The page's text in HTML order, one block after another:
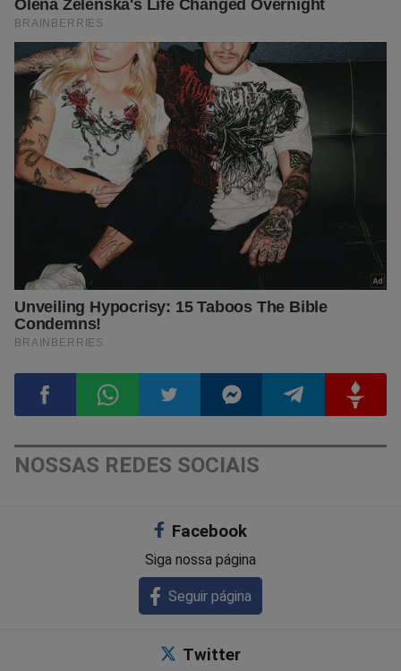
CompartilharCompartilhar
Whatsapp
Compartilhar
Twitter
Compartilhar
Messenger
NOSSAS REDES SOCIAIS
Facebook
Siga nossa página
Seguir página
Twitter